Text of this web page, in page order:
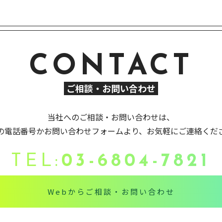
CONTACT
ご相談・お問い合わせ
当社へのご相談・お問い合わせは、
電話番号かお問い合わせフォームより、お気軽にご連絡くだ
TEL: 03-6804-7821
Webからご相談・お問い合わせ